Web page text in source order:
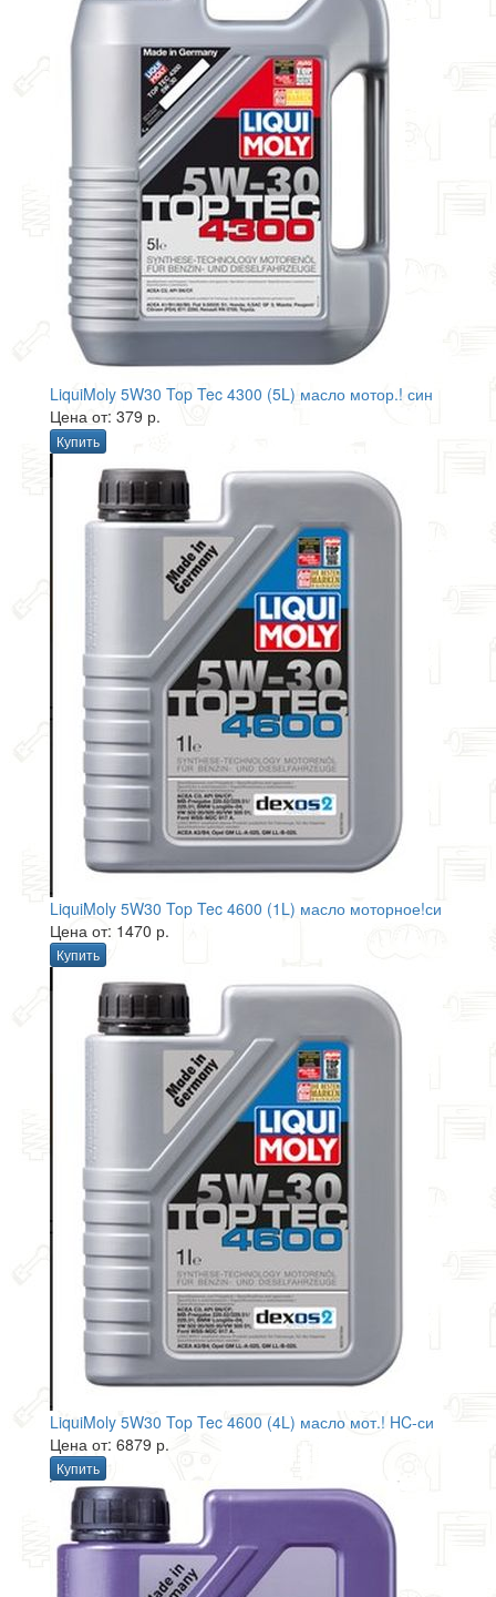
LiquiMoly 5W30 Top Tec 4300 (5L) масло мотор.! син
Цена от: 379 р.
Купить
LiquiMoly 5W30 Top Tec 4600 (1L) масло моторное!си
Цена от: 1470 р.
Купить
LiquiMoly 5W30 Top Tec 4600 (4L) масло мот.! HC-си
Цена от: 6879 р.
Купить